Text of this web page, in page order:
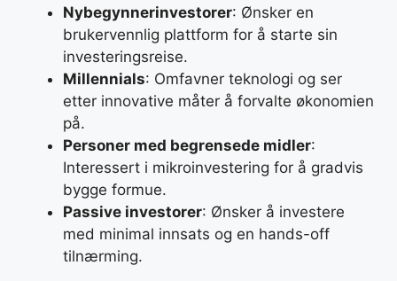
Nybegynnerinvestorer: Ønsker en
brukervennlig plattform for å starte sin
investeringsreise.
Millennials: Omfavner teknologi og ser
etter innovative måter å forvalte økonomien
på.
Personer med begrensede midler:
Interessert i mikroinvestering for å gradvis
bygge formue.
Passive investorer: Ønsker å investere
med minimal innsats og en hands-off
tilnærming.